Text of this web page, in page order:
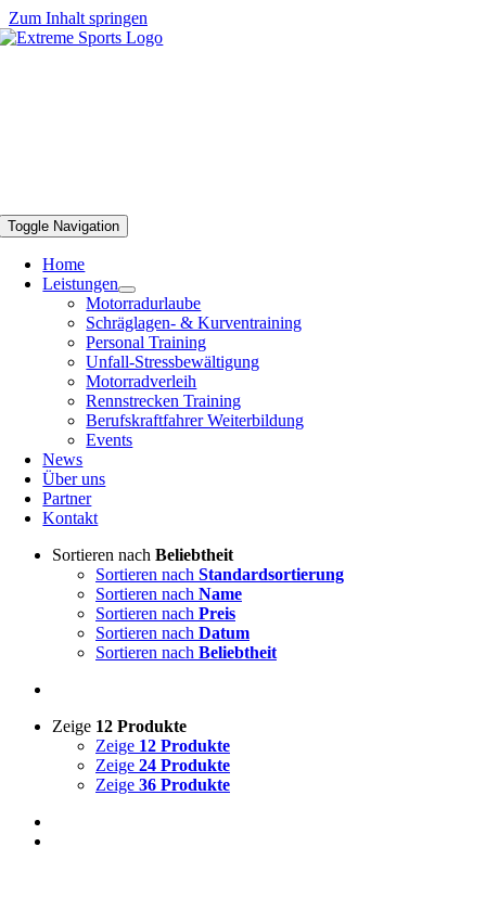
Zum Inhalt springen
Toggle Navigation
Home
Leistungen
Motorradurlaube
Schräglagen- & Kurventraining
Personal Training
Unfall-Stressbewältigung
Motorradverleih
Rennstrecken Training
Berufskraftfahrer Weiterbildung
Events
News
Über uns
Partner
Kontakt
Sortieren nach Beliebtheit
Sortieren nach Standardsortierung
Sortieren nach Name
Sortieren nach Preis
Sortieren nach Datum
Sortieren nach Beliebtheit
Zeige 12 Produkte
Zeige 12 Produkte
Zeige 24 Produkte
Zeige 36 Produkte